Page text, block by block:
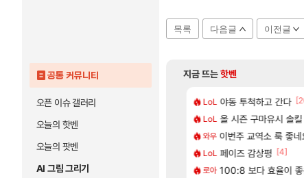
공통 커뮤니티
오픈 이슈 갤러리
오늘의 핫벤
오늘의 팟벤
AI 그림 그리기
목록 다음글 이전글
지금 뜨는핫벤
[74]
먹튀 ㄷㄷ..
인 40%글 존나 긁히네 씨발
로 쓰는 인방 하꼬 스트리머 박제합니다.
LoL 야동 투척하고 간다
LoL 올 시즌 구마유시 솔
와우 이번주 교역소 룩 좋
LoL 페이즈 감상평 [4]
로아 100:8 보다 효율이 좋
2판 ‘몬헌 와일즈’, 30~40fps 목표 추정
가족여행을 다녀왔습니다.
추암해수욕장
이 만화 아시는 분 계신가요
리싱크드 리싱크드 1.06
여행 국내에도 이쁜곳이
해외겜 AI발 원가 압박,
해외겜 중국 CXMT, D램 매
섭컬겜 [무한대] 출시일,